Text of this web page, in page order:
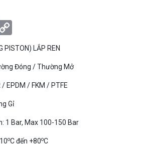
PISTON) LẮP REN
Đóng / Thường Mở
/ EPDM / FKM / PTFE
Gỉ
1 Bar, Max 100-150 Bar
oC đến +80oC